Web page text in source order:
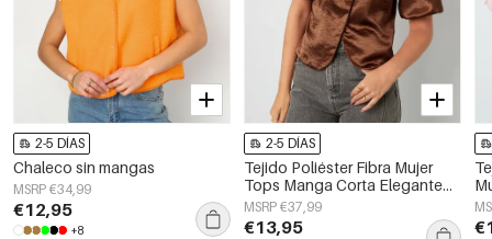
2-5 DÍAS
Chaleco sin mangas
MSRP €34,99
€12,95
+8
2-5 DÍAS
Tejido Poliéster Fibra Mujer
Tops Manga Corta Elegante
Color Sólido
MSRP €37,99
€13,95